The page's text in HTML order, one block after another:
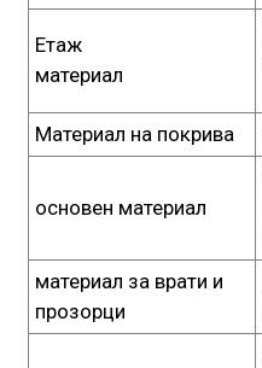
Етаж
материал
Материал на покрива
основен материал
материал за врати и
прозорци